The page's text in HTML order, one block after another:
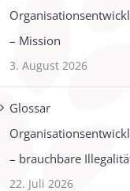
– Mission
3. August 2026
Glossar
– brauchbare
22. Juli 2026